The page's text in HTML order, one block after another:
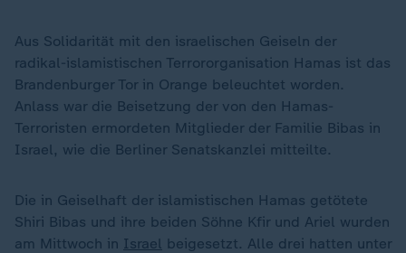
Aus Solidarität mit den israelischen Geiseln der
radikal-islamistischen Terrororganisation Hamas ist das
Brandenburger Tor in Orange beleuchtet worden.
Anlass war die Beisetzung der von den Hamas-
Terroristen ermordeten Mitglieder der Familie Bibas in
Israel, wie die Berliner Senatskanzlei mitteilte.
Die in Geiselhaft der islamistischen Hamas getötete
Shiri Bibas und ihre beiden Söhne Kfir und Ariel wurden
am Mittwoch in Israel beigesetzt. Alle drei hatten unter